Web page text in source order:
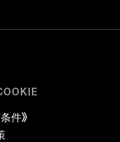
件》